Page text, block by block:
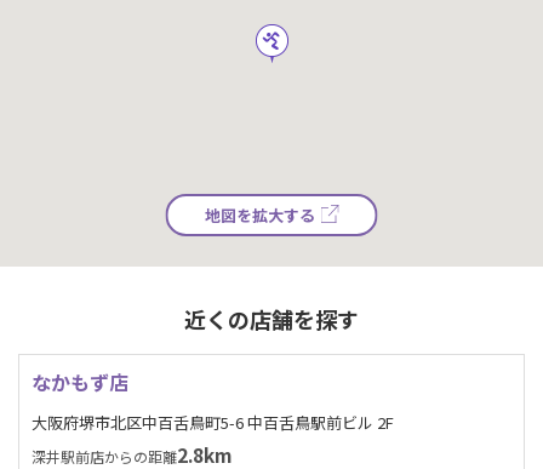
地図を拡大する
近くの店舗を探す
なかもず店
大阪府堺市北区中百舌鳥町5-6 中百舌鳥駅前ビル 2F
深井駅前店からの距離2.8km